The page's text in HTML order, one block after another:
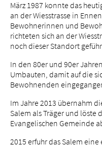
März 1987 konnte das
an der Wiesstrasse in
Bewohnerinnen und
richteten sich an der
noch dieser Standort
In den 80er und 90er
Umbauten, damit auf die
Bewohnenden
Im Jahre 2013 übernahm
Salem als Träger und löste
Evangelischen Gemeinde
2015 erfuhr das Salem